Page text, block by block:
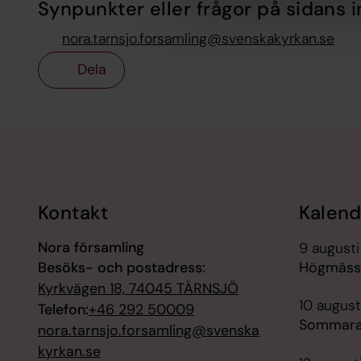
Synpunkter eller frågor på sidans
nora.tarnsjo.forsamling@svenskakyrkan.se
Dela
Kontakt
Nora församling
Besöks- och postadress:
Kyrkvägen 18, 74045 TÄRNSJÖ
Telefon:+46 292 50009
nora.tarnsjo.forsamling@svenska
kyrkan.se
9 augusti
10